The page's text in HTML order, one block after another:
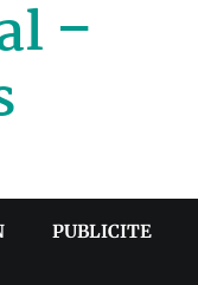
–
PUBLICITE